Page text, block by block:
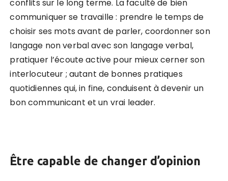
conflits sur le long terme. La faculté de bien
communiquer se travaille : prendre le temps de
choisir ses mots avant de parler, coordonner son
langage non verbal avec son langage verbal,
pratiquer l’écoute active pour mieux cerner son
interlocuteur ; autant de bonnes pratiques
quotidiennes qui, in fine, conduisent à devenir un
bon communicant et un vrai leader.
Être capable de changer d’opinion